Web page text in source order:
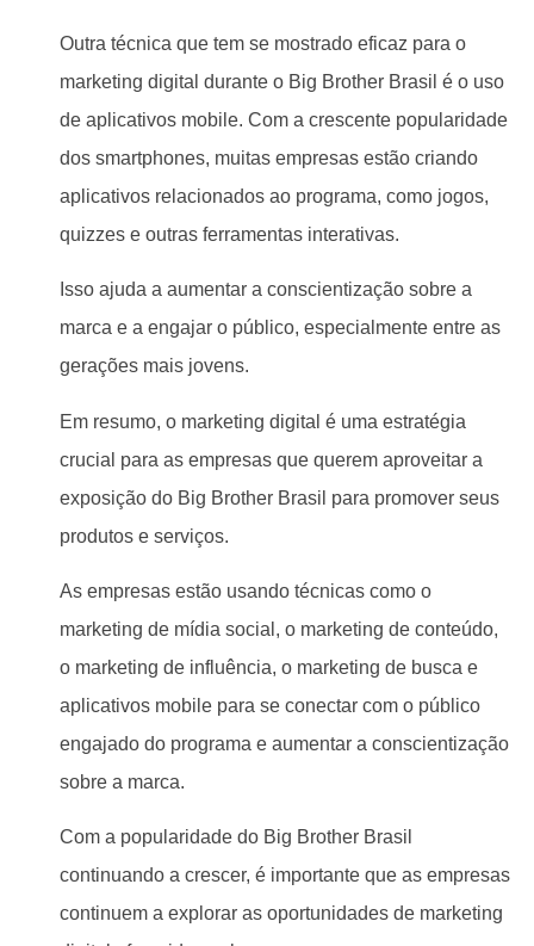
Outra técnica que tem se mostrado eficaz para o
marketing digital durante o Big Brother Brasil é o uso
de aplicativos mobile. Com a crescente popularidade
dos smartphones, muitas empresas estão criando
aplicativos relacionados ao programa, como jogos,
quizzes e outras ferramentas interativas.
Isso ajuda a aumentar a conscientização sobre a
marca e a engajar o público, especialmente entre as
gerações mais jovens.
Em resumo, o marketing digital é uma estratégia
crucial para as empresas que querem aproveitar a
exposição do Big Brother Brasil para promover seus
produtos e serviços.
As empresas estão usando técnicas como o
marketing de mídia social, o marketing de conteúdo,
o marketing de influência, o marketing de busca e
aplicativos mobile para se conectar com o público
engajado do programa e aumentar a conscientização
sobre a marca.
Com a popularidade do Big Brother Brasil
continuando a crescer, é importante que as empresas
continuem a explorar as oportunidades de marketing